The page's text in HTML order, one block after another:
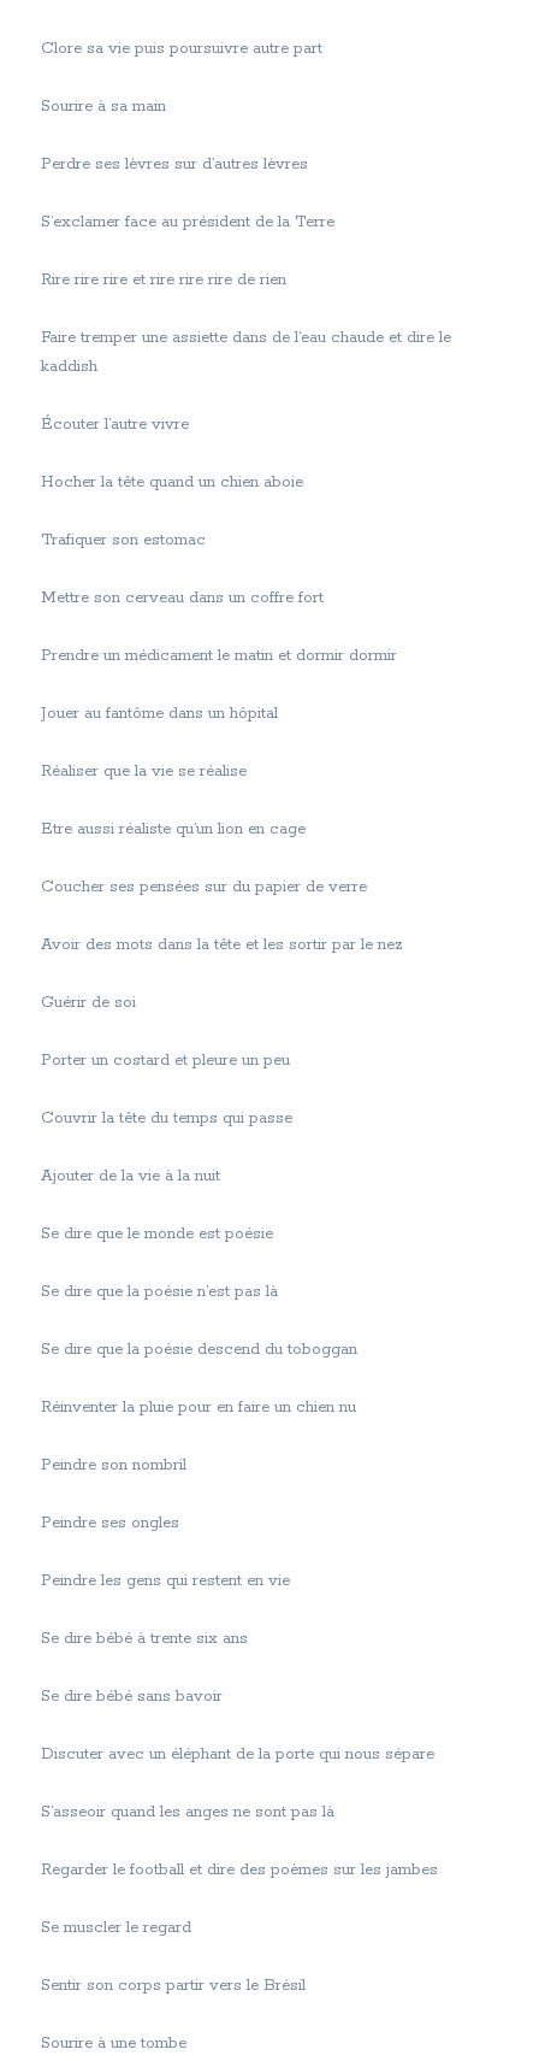
Clore sa vie puis poursuivre autre part
Sourire à sa main
Perdre ses lèvres sur d’autres lèvres
S’exclamer face au président de la Terre
Rire rire rire et rire rire rire de rien
Faire tremper une assiette dans de l’eau chaude et dire le
kaddish
Écouter l’autre vivre
Hocher la tête quand un chien aboie
Trafiquer son estomac
Mettre son cerveau dans un coffre fort
Prendre un médicament le matin et dormir dormir
Jouer au fantôme dans un hôpital
Réaliser que la vie se réalise
Etre aussi réaliste qu’un lion en cage
Coucher ses pensées sur du papier de verre
Avoir des mots dans la tête et les sortir par le nez
Guérir de soi
Porter un costard et pleure un peu
Couvrir la tête du temps qui passe
Ajouter de la vie à la nuit
Se dire que le monde est poésie
Se dire que la poésie n’est pas là
Se dire que la poésie descend du toboggan
Réinventer la pluie pour en faire un chien nu
Peindre son nombril
Peindre ses ongles
Peindre les gens qui restent en vie
Se dire bébé à trente six ans
Se dire bébé sans bavoir
Discuter avec un éléphant de la porte qui nous sépare
S’asseoir quand les anges ne sont pas là
Regarder le football et dire des poèmes sur les jambes
Se muscler le regard
Sentir son corps partir vers le Brésil
Sourire à une tombe